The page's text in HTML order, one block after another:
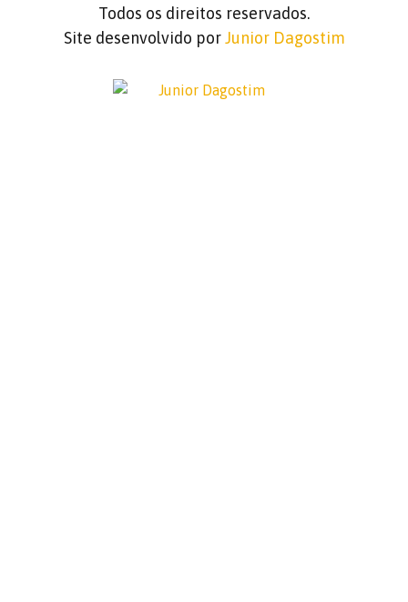
Todos os direitos reservados.
Site desenvolvido porJunior Dagostim